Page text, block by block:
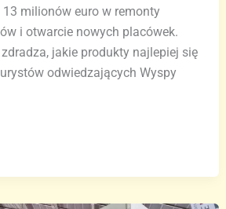
milionów euro w remonty
i otwarcie nowych placówek.
jakie produkty najlepiej się
odwiedzających Wyspy